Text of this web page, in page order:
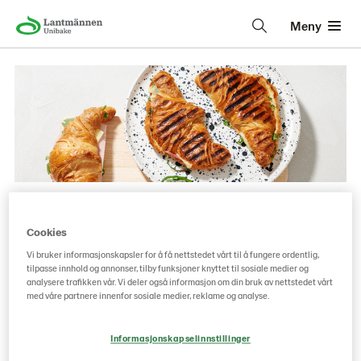
Meny
og skinke
Restemat
Croissant kan fint varmes i toastjern. Fyll den med
Cookies
Vi bruker informasjonskapsler for å få nettstedet vårt til å fungere ordentlig,
tilpasse innhold og annonser, tilby funksjoner knyttet til sosiale medier og
analysere trafikken vår. Vi deler også informasjon om din bruk av nettstedet vårt
med våre partnere innenfor sosiale medier, reklame og analyse.
Informasjonskapselinnstillinger